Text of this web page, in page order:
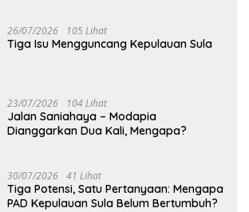
26/07/2026 105 Lihat
Tiga Isu Mengguncang Kepulauan Sula
23/07/2026 104 Lihat
Jalan Saniahaya – Modapia
Dianggarkan Dua Kali, Mengapa?
30/07/2026 41 Lihat
Tiga Potensi, Satu Pertanyaan: Mengapa
PAD Kepulauan Sula Belum Bertumbuh?